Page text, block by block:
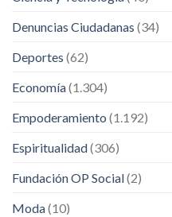
Denuncias Ciudadanas (34)
Deportes (62)
Economía(1.304)
Empoderamiento (1.192)
Espiritualidad(306)
Fundación OP Social(2)
Moda(10)